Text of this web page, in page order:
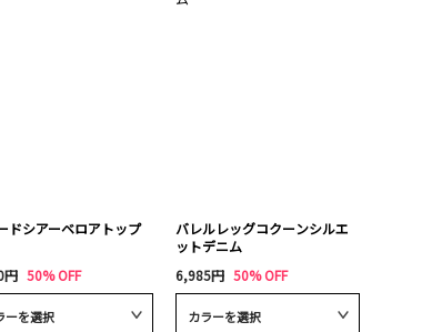
ドシアーベロアトップ
円 50% OFF
バレルレッグコクーンシルエ
ットデニム
6,985円 50% OFF